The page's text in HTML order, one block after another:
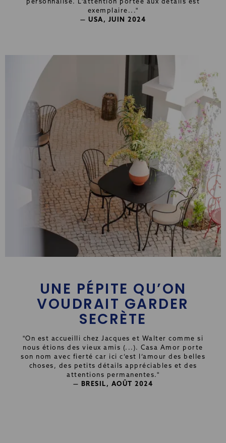
personnalisé. L'attention portée aux détails est
exemplaire..."
— USA, JUIN 2024
UNE PÉPITE QU’ON
VOUDRAIT GARDER
SECRÈTE
"On est accueilli chez Jacques et Walter comme si
nous étions des vieux amis (...). Casa Amor porte
son nom avec fierté car ici c’est l’amour des belles
choses, des petits détails appréciables et des
attentions permanentes."
— BRESIL, AOÛT 2024